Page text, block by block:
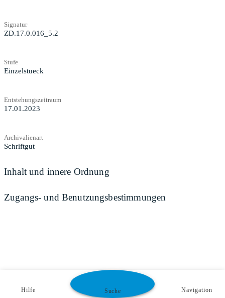
Signatur
ZD.17.0.016_5.2
Stufe
Einzelstueck
Entstehungszeitraum
17.01.2023
Archivalienart
Schriftgut
Inhalt und innere Ordnung
Zugangs- und Benutzungsbestimmungen
Hilfe Suche Navigation